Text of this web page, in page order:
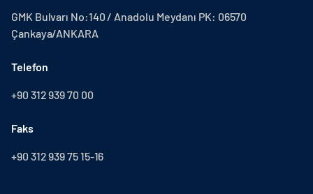
GMK Bulvarı No:140 / Anadolu Meydanı PK: 06570
Çankaya/ANKARA
Telefon
+90 312 939 70 00
Faks
+90 312 939 75 15-16